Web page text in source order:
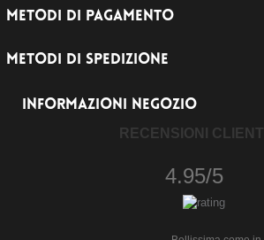
METODI DI PAGAMENTO
METODI DI SPEDIZIONE
INFORMAZIONI NEGOZIO
RECENSIONI CLIENTI
4.95/5